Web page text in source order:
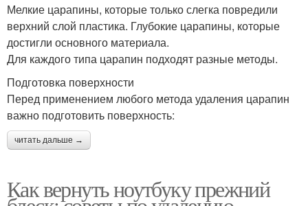
Мелкие царапины, которые только слегка повредили
верхний слой пластика. Глубокие царапины, которые
достигли основного материала.
Для каждого типа царапин подходят разные методы.
Подготовка поверхности
Перед применением любого метода удаления царапин
важно подготовить поверхность:
читать дальше →
Как вернуть ноутбуку прежний